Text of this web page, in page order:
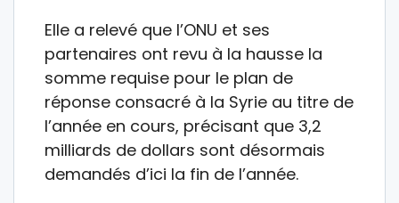
Elle a relevé que l’ONU et ses
partenaires ont revu à la hausse la
somme requise pour le plan de
réponse consacré à la Syrie au titre de
l’année en cours, précisant que 3,2
milliards de dollars sont désormais
demandés d’ici la fin de l’année.